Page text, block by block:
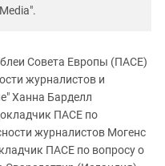
Совета Европы (ПАСЕ)
журналистов и
Ханна Барделл
ПАСЕ по
журналистов Могенс
ПАСЕ по вопросу о